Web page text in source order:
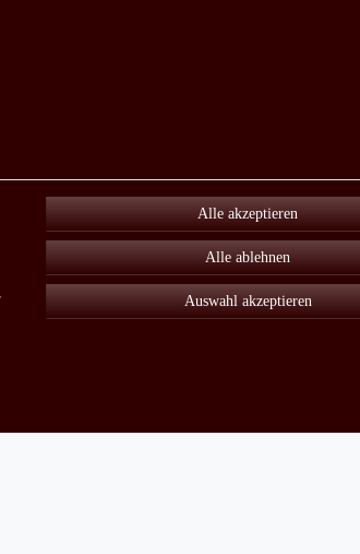
Alle akzeptieren
Alle ablehnen
Auswahl akzeptieren